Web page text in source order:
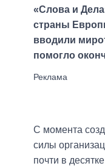
«Слова и
страны
вводили
помогло
С момента
силы
почти в